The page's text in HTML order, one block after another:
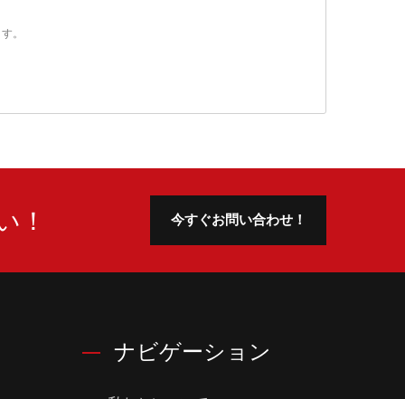
。
！ 今すぐお問い合わせ！
ナビゲーション